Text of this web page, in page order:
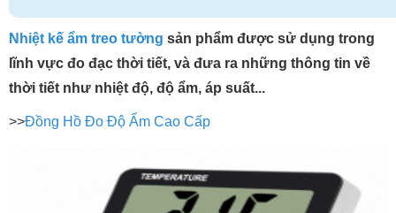
Nhiệt kế ẩm treo tường sản phẩm được sử dụng trong
lĩnh vực đo đạc thời tiết, và đưa ra những thông tin về
thời tiết như nhiệt độ, độ ẩm, áp suất...
>>Đồng Hồ Đo Độ Ẩm Cao Cấp